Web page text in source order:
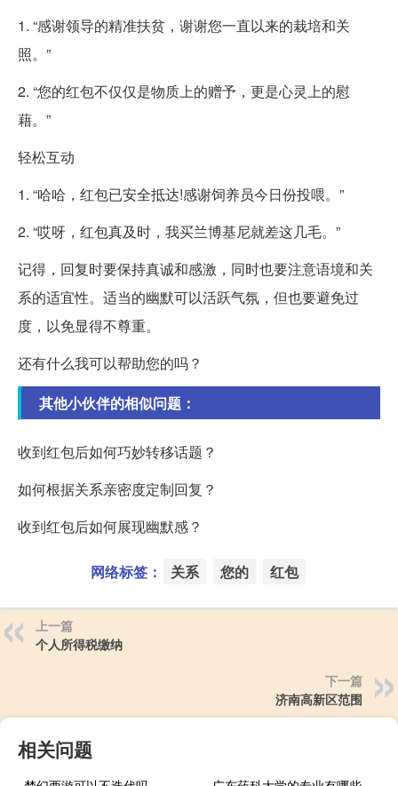
1. “感谢领导的精准扶贫，谢谢您一直以来的栽培和关
照。”
2. “您的红包不仅仅是物质上的赠予，更是心灵上的慰
藉。”
轻松互动
1. “哈哈，红包已安全抵达!感谢饲养员今日份投喂。”
2. “哎呀，红包真及时，我买兰博基尼就差这几毛。”
记得，回复时要保持真诚和感激，同时也要注意语境和关
系的适宜性。适当的幽默可以活跃气氛，但也要避免过
度，以免显得不尊重。
还有什么我可以帮助您的吗？
其他小伙伴的相似问题：
收到红包后如何巧妙转移话题？
如何根据关系亲密度定制回复？
收到红包后如何展现幽默感？
网络标签： 关系 您的 红包
上一篇
个人所得税缴纳
下一篇
济南高新区范围
相关问题